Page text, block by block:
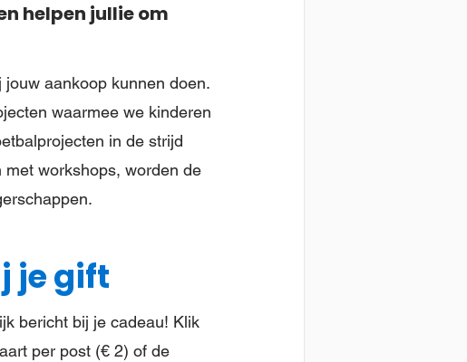
helpen jullie om
aankoop kunnen doen.
waarmee we kinderen
in de strijd
workshops, worden de
je gift
bericht bij je cadeau! Klik
per post (€ 2) of de